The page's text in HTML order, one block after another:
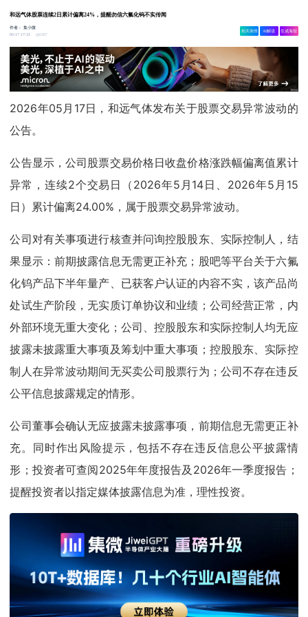
和远气体股票连续2日累计偏离24%，提醒勿信六氟化钨不实传闻
作者：集小微
05-17 17:31
6387
相关舆情 AI解读 生成海报
2026年05月17日，和远气体发布关于股票交易异常波动的
公告。
公告显示，公司股票交易价格日收盘价格涨跌幅偏离值累计
异常，连续2个交易日（2026年5月14日、2026年5月15
日）累计偏离24.00%，属于股票交易异常波动。
公司对有关事项进行核查并问询控股股东、实际控制人，结
果显示：前期披露信息无需更正补充；股吧等平台关于六氟
化钨产品下半年量产、已获客户认证的内容不实，该产品尚
处试生产阶段，无实质订单协议和业绩；公司经营正常，内
外部环境无重大变化；公司、控股股东和实际控制人均无应
披露未披露重大事项及筹划中重大事项；控股股东、实际控
制人在异常波动期间无买卖公司股票行为；公司不存在违反
公平信息披露规定的情形。
公司董事会确认无应披露未披露事项，前期信息无需更正补
充。同时作出风险提示，包括不存在违反信息公平披露情
形；投资者可查阅2025年年度报告及2026年一季度报告；
提醒投资者以指定媒体披露信息为准，理性投资。